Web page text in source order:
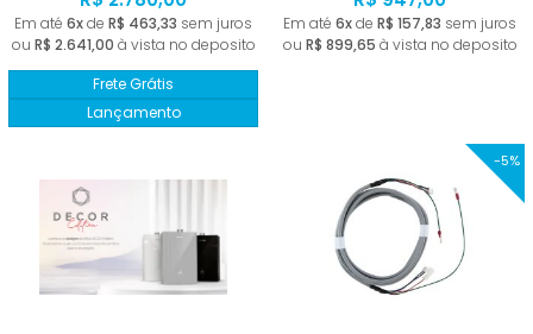
Em até 6xde R$ 463,33 sem juros
ou R$ 2.641,00 à vista no deposito
Frete Grátis
Lançamento
Em até 6xde R$ 157,83 sem juros
ou R$ 899,65 à vista no deposito
-5%